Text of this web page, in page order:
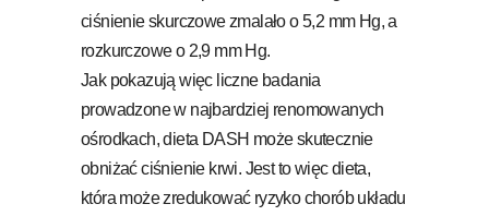
ciśnienie skurczowe zmalało o 5,2 mm Hg, a
rozkurczowe o 2,9 mm Hg.
Jak pokazują więc liczne badania
prowadzone w najbardziej renomowanych
ośrodkach, dieta DASH może skutecznie
obniżać ciśnienie krwi. Jest to więc dieta,
która może zredukować ryzyko chorób układu